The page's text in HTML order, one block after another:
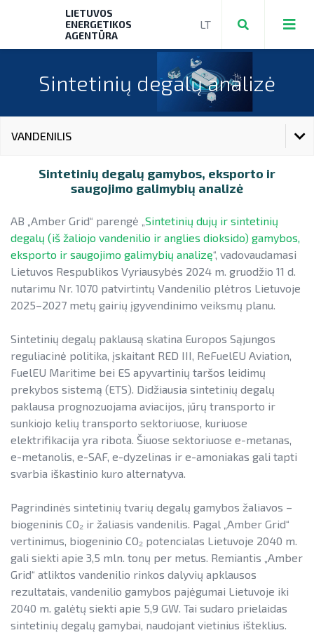
Teikti ir valdyti paraiškas bei mokėjimo
► PRIVAČIŲ ELEKTROMOBILIŲ ĮKROVIMO
PRIEIGŲ ĮRENGIMAS
► KATILŲ KEITIMAS
► PARAMA ENERGIJOS KAUPIMO
ĮRENGINIAMS
► PARAMA SAULĖS ELEKTRINĖMS
SAUSUMOJE
Reklaminiai paveikslėliai (baneriai)
paramai viešinti
AIE plėtros galimybių žemėlapis
energijos kaupimo įrenginių kainos
Energetikos bendrijos
Jūrinės vėjo energetikos plėtra
Vandenilis
Pažangos skatinant AEI plėtrą
ataskaitos ir kiti dokumentai
AEI transporte
Informacija apie AEI sistemas ir
įrenginius
AIE gamybos įrenginių montuotojų
atestavimo sistema
Savivaldybių AIE naudojimo plėtros
veiksmų planai
Rekomendacijos saulės elektrinėms
įrengti ant stogo
Procedūros ir leidimai
Leidiniai
LIETUVOS
ENERGETIKOS
AGENTŪRA
Sintetinių degalų analizė
VANDENILIS
AKTUALI AEI STATISTIKA
SAULĖS ELEKTRINIŲ MODULIŲ IR ELEKTROS ENERGIJOS
KAUPIMO ĮRENGINIŲ KAINOS
ENERGETIKOS BENDRIJOS
JŪRINĖS VĖJO ENERGETIKOS PLĖTRA
VANDENILIS
PAŽANGOS SKATINANT AEI PLĖTRĄ ATASKAITOS IR KITI
DOKUMENTAI
AEI TRANSPORTE
INFORMACIJA APIE AEI SISTEMAS IR ĮRENGINIUS
SISTEMA
SAVIVALDYBIŲ AIE NAUDOJIMO PLĖTROS VEIKSMŲ
PLANAI
REKOMENDACIJOS SAULĖS ELEKTRINĖMS ĮRENGTI ANT
STOGO
PROCEDŪROS IR LEIDIMAI
Sintetinių degalų gamybos, eksporto ir
saugojimo galimybių analizė
AB „Amber Grid“ parengė „ Sintetinių dujų ir sintetinių
degalų (iš žaliojo vandenilio ir anglies dioksido) gamybos,
eksporto ir saugojimo galimybių analizę“, vadovaudamasi
Lietuvos Respublikos Vyriausybės 2024 m. gruodžio 11 d.
nutarimu Nr. 1070 patvirtintų Vandenilio plėtros Lietuvoje
2025–2027 metų gairių įgyvendinimo veiksmų planu.
Sintetinių degalų paklausą skatina Europos Sąjungos
reguliacinė politika, įskaitant RED III, ReFuelEU Aviation,
FuelEU Maritime bei ES apyvartinių taršos leidimų
prekybos sistemą (ETS). Didžiausia sintetinių degalų
paklausa prognozuojama aviacijos, jūrų transporto ir
sunkiojo kelių transporto sektoriuose, kuriuose
elektrifikacija yra ribota. Šiuose sektoriuose e-metanas,
e-metanolis, e-SAF, e-dyzelinas ir e-amoniakas gali tapti
svarbia iškastinio kuro alternatyva.
Pagrindinės sintetinių tvarių degalų gamybos žaliavos –
biogeninis CO₂ ir žaliasis vandenilis. Pagal „Amber Grid“
vertinimus, biogeninio CO₂ potencialas Lietuvoje 2040 m.
gali siekti apie 3,5 mln. tonų per metus. Remiantis „Amber
Grid“ atliktos vandenilio rinkos dalyvių apklausos
rezultatais, vandenilio gamybos pajėgumai Lietuvoje iki
2040 m. galėtų siekti apie 5,9 GW. Tai sudaro prielaidas
sintetinių degalų gamybai, naudojant vietinius išteklius.